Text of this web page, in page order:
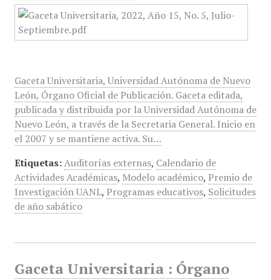
Gaceta Universitaria, Universidad Autónoma de Nuevo
León, Órgano Oficial de Publicación. Gaceta editada,
publicada y distribuida por la Universidad Autónoma de
Nuevo León, a través de la Secretaria General. Inicio en
el 2007 y se mantiene activa. Su…
Etiquetas: Auditorías externas, Calendario de
Actividades Académicas, Modelo académico, Premio de
Investigación UANL, Programas educativos, Solicitudes
de año sabático
Gaceta Universitaria : Órgano